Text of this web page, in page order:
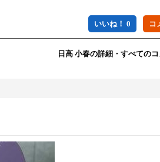
いいね！ 0
日高 小春の詳細・すべての